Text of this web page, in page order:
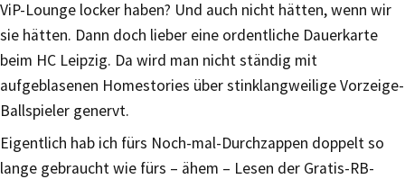
ViP-Lounge locker haben? Und auch nicht hätten, wenn wir
sie hätten. Dann doch lieber eine ordentliche Dauerkarte
beim HC Leipzig. Da wird man nicht ständig mit
aufgeblasenen Homestories über stinklangweilige Vorzeige-
Ballspieler genervt.
Eigentlich hab ich fürs Noch-mal-Durchzappen doppelt so
lange gebraucht wie fürs – ähem – Lesen der Gratis-RB-